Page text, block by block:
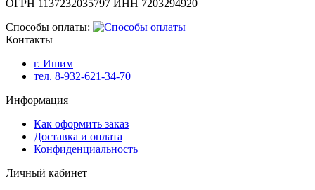
ОГРН 1137232035797 ИНН 7203294920
Способы оплаты:
Контакты
г. Ишим
тел. 8-932-621-34-70
Информация
Как оформить заказ
Доставка и оплата
Конфиденциальность
Личный кабинет